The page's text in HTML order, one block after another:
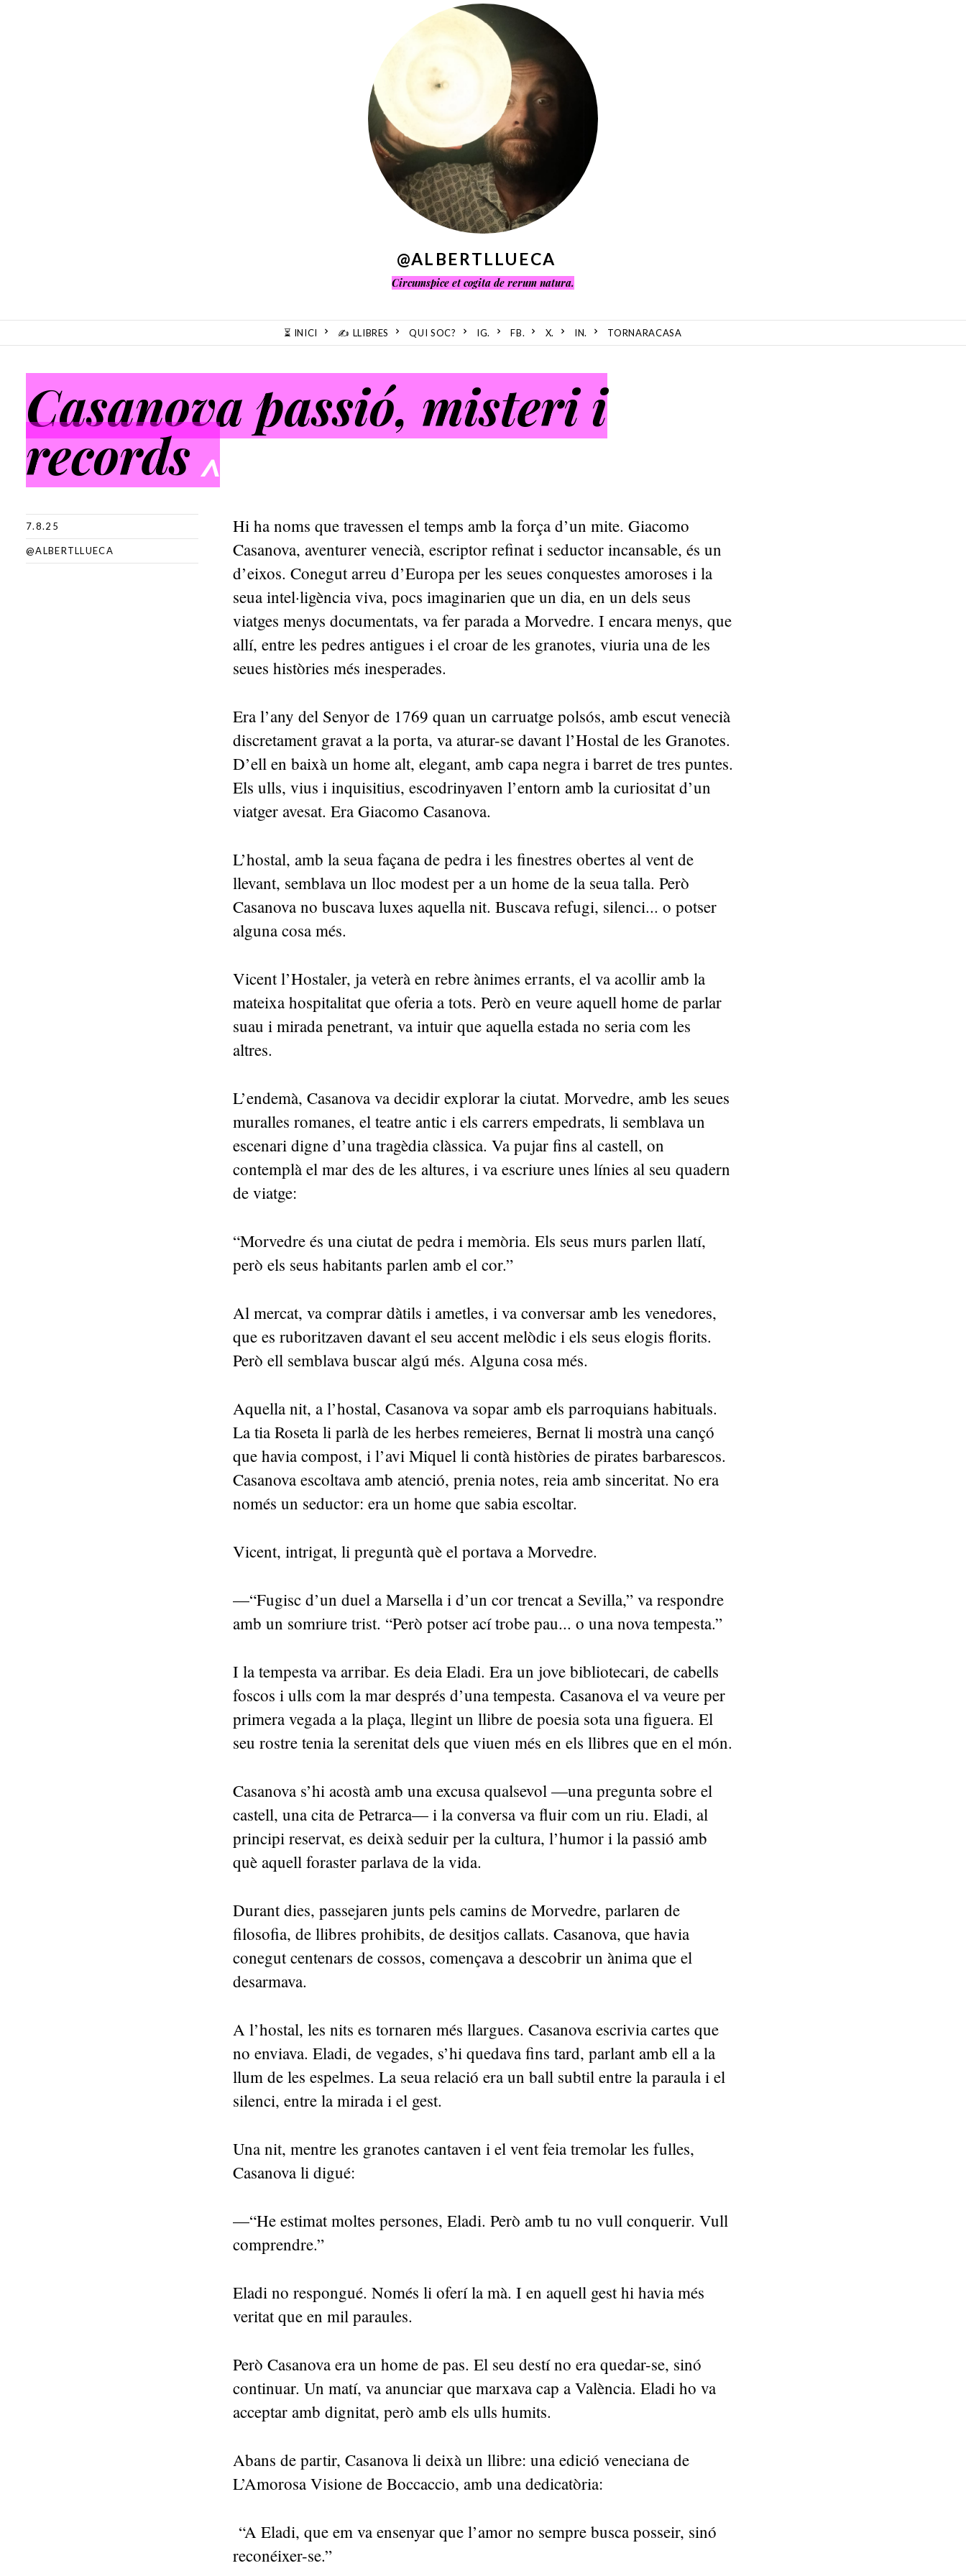
@ALBERTLLUECA
Circumspice et cogita de rerum natura.
⏳ INICI ✍️ LLIBRES QUI SOC? IG. FB. X. IN. TORNARACASA
Casanova passió, misteri i
records ^
7.8.25
@ALBERTLLUECA
Hi ha noms que travessen el temps amb la força d’un mite. Giacomo
Casanova, aventurer venecià, escriptor refinat i seductor incansable, és un
d’eixos. Conegut arreu d’Europa per les seues conquestes amoroses i la
seua intel·ligència viva, pocs imaginarien que un dia, en un dels seus
viatges menys documentats, va fer parada a Morvedre. I encara menys, que
allí, entre les pedres antigues i el croar de les granotes, viuria una de les
seues històries més inesperades.
Era l’any del Senyor de 1769 quan un carruatge polsós, amb escut venecià
discretament gravat a la porta, va aturar-se davant l’Hostal de les Granotes.
D’ell en baixà un home alt, elegant, amb capa negra i barret de tres puntes.
Els ulls, vius i inquisitius, escodrinyaven l’entorn amb la curiositat d’un
viatger avesat. Era Giacomo Casanova.
L’hostal, amb la seua façana de pedra i les finestres obertes al vent de
llevant, semblava un lloc modest per a un home de la seua talla. Però
Casanova no buscava luxes aquella nit. Buscava refugi, silenci... o potser
alguna cosa més.
Vicent l’Hostaler, ja veterà en rebre ànimes errants, el va acollir amb la
mateixa hospitalitat que oferia a tots. Però en veure aquell home de parlar
suau i mirada penetrant, va intuir que aquella estada no seria com les
altres.
L’endemà, Casanova va decidir explorar la ciutat. Morvedre, amb les seues
muralles romanes, el teatre antic i els carrers empedrats, li semblava un
escenari digne d’una tragèdia clàssica. Va pujar fins al castell, on
contemplà el mar des de les altures, i va escriure unes línies al seu quadern
de viatge:
“Morvedre és una ciutat de pedra i memòria. Els seus murs parlen llatí,
però els seus habitants parlen amb el cor.”
Al mercat, va comprar dàtils i ametles, i va conversar amb les venedores,
que es ruboritzaven davant el seu accent melòdic i els seus elogis florits.
Però ell semblava buscar algú més. Alguna cosa més.
Aquella nit, a l’hostal, Casanova va sopar amb els parroquians habituals.
La tia Roseta li parlà de les herbes remeieres, Bernat li mostrà una cançó
que havia compost, i l’avi Miquel li contà històries de pirates barbarescos.
Casanova escoltava amb atenció, prenia notes, reia amb sinceritat. No era
només un seductor: era un home que sabia escoltar.
Vicent, intrigat, li preguntà què el portava a Morvedre.
—“Fugisc d’un duel a Marsella i d’un cor trencat a Sevilla,” va respondre
amb un somriure trist. “Però potser ací trobe pau... o una nova tempesta.”
I la tempesta va arribar. Es deia Eladi. Era un jove bibliotecari, de cabells
foscos i ulls com la mar després d’una tempesta. Casanova el va veure per
primera vegada a la plaça, llegint un llibre de poesia sota una figuera. El
seu rostre tenia la serenitat dels que viuen més en els llibres que en el món.
Casanova s’hi acostà amb una excusa qualsevol —una pregunta sobre el
castell, una cita de Petrarca— i la conversa va fluir com un riu. Eladi, al
principi reservat, es deixà seduir per la cultura, l’humor i la passió amb
què aquell foraster parlava de la vida.
Durant dies, passejaren junts pels camins de Morvedre, parlaren de
filosofia, de llibres prohibits, de desitjos callats. Casanova, que havia
conegut centenars de cossos, començava a descobrir un ànima que el
desarmava.
A l’hostal, les nits es tornaren més llargues. Casanova escrivia cartes que
no enviava. Eladi, de vegades, s’hi quedava fins tard, parlant amb ell a la
llum de les espelmes. La seua relació era un ball subtil entre la paraula i el
silenci, entre la mirada i el gest.
Una nit, mentre les granotes cantaven i el vent feia tremolar les fulles,
Casanova li digué:
—“He estimat moltes persones, Eladi. Però amb tu no vull conquerir. Vull
comprendre.”
Eladi no respongué. Només li oferí la mà. I en aquell gest hi havia més
veritat que en mil paraules.
Però Casanova era un home de pas. El seu destí no era quedar-se, sinó
continuar. Un matí, va anunciar que marxava cap a València. Eladi ho va
acceptar amb dignitat, però amb els ulls humits.
Abans de partir, Casanova li deixà un llibre: una edició veneciana de
L’Amorosa Visione de Boccaccio, amb una dedicatòria:
“A Eladi, que em va ensenyar que l’amor no sempre busca posseir, sinó
reconéixer-se.”